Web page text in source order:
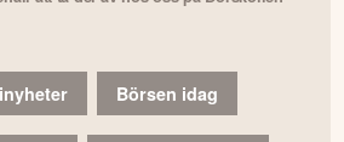
Börsen idag